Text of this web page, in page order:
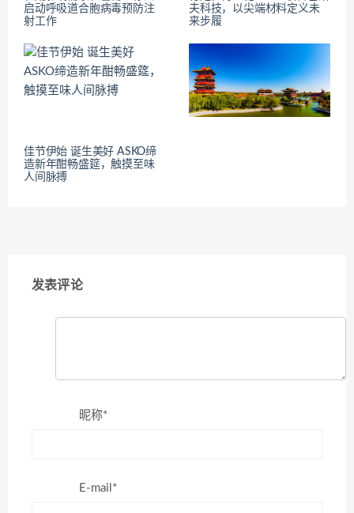
启动呼吸道合胞病毒预防注
射工作
夫科技，以尖端材料定义未
来步履
佳节伊始 诞生美好 ASKO缔
造新年酣畅盛筵，触摸至味
人间脉搏
发表评论
昵称*
E-mail*